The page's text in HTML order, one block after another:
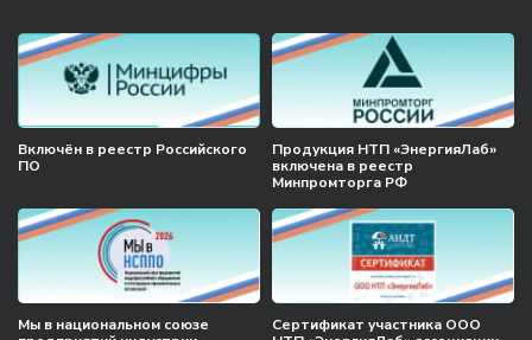
Включён в реестр Российского
ПО
Продукция НТП «ЭнергияЛаб»
включена в реестр
Минпромторга РФ
Мы в национальном союзе
Сертификат участника ООО